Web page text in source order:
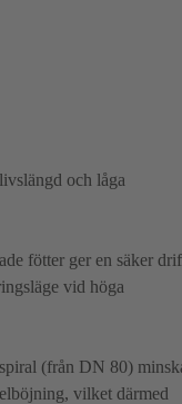
och låga
fötter ger en säker
vid höga
(från DN 80)
vilket därmed